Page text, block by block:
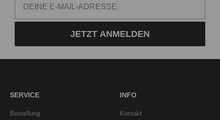
JETZT ANMELDEN
SERVICE
Bestellung
INFO
Kontakt